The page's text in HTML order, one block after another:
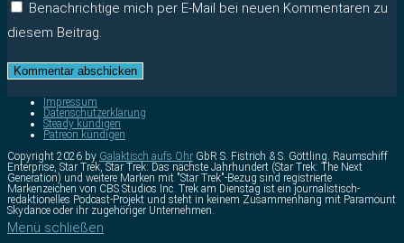
Benachrichtige mich per E-Mail bei neuen Kommentaren zu
diesem Beitrag.
Impressum
Datenschutzerklärung
Steady kündigen
Patreon kündigen
Copyright 2026 by Galaktisch aufs Ohr GbR S. Fistrich & S. Göttling. Raumschiff
Enterprise, Star Trek, Star Trek: Das nächste Jahrhundert (Star Trek: The Next
Generation) und weitere Marken mit "Star Trek"-Bezug sind registrierte
Markenzeichen von CBS Studios Inc. Trek am Dienstag ist ein journalistisch-
redaktionelles Podcast-Projekt und steht in keinem Zusammenhang mit Paramount
Skydance oder ihr zugehöriger Unternehmen.
Menü schließen